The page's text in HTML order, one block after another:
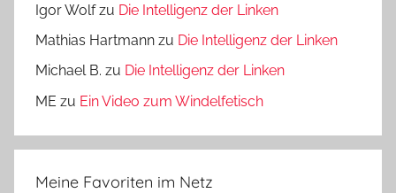
Igor Wolfzu Die Intelligenz der Linken
Mathias Hartmann zu Die Intelligenz der Linken
Michael B. zu Die Intelligenz der Linken
ME zu Ein Video zum Windelfetisch
Meine Favoriten im Netz